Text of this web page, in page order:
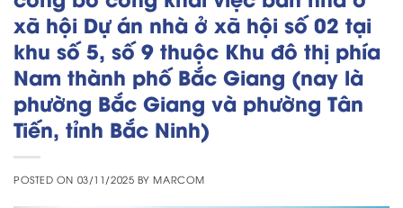
xã hội Dự án nhà ở xã hội số 02 tại
khu số 5, số 9 thuộc Khu đô thị phía
Nam thành phố Bắc Giang (nay là
phường Bắc Giang và phường Tân
Tiến, tỉnh Bắc Ninh)
POSTED ON 03/11/2025 BYMARCOM